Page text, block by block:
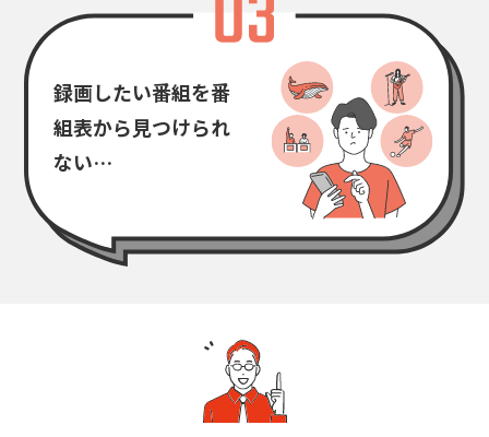
録画したい番組を番
組表から見つけられ
ない…